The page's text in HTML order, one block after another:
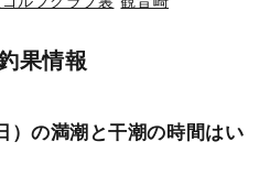
果情報
）の満潮と干潮の時間はい